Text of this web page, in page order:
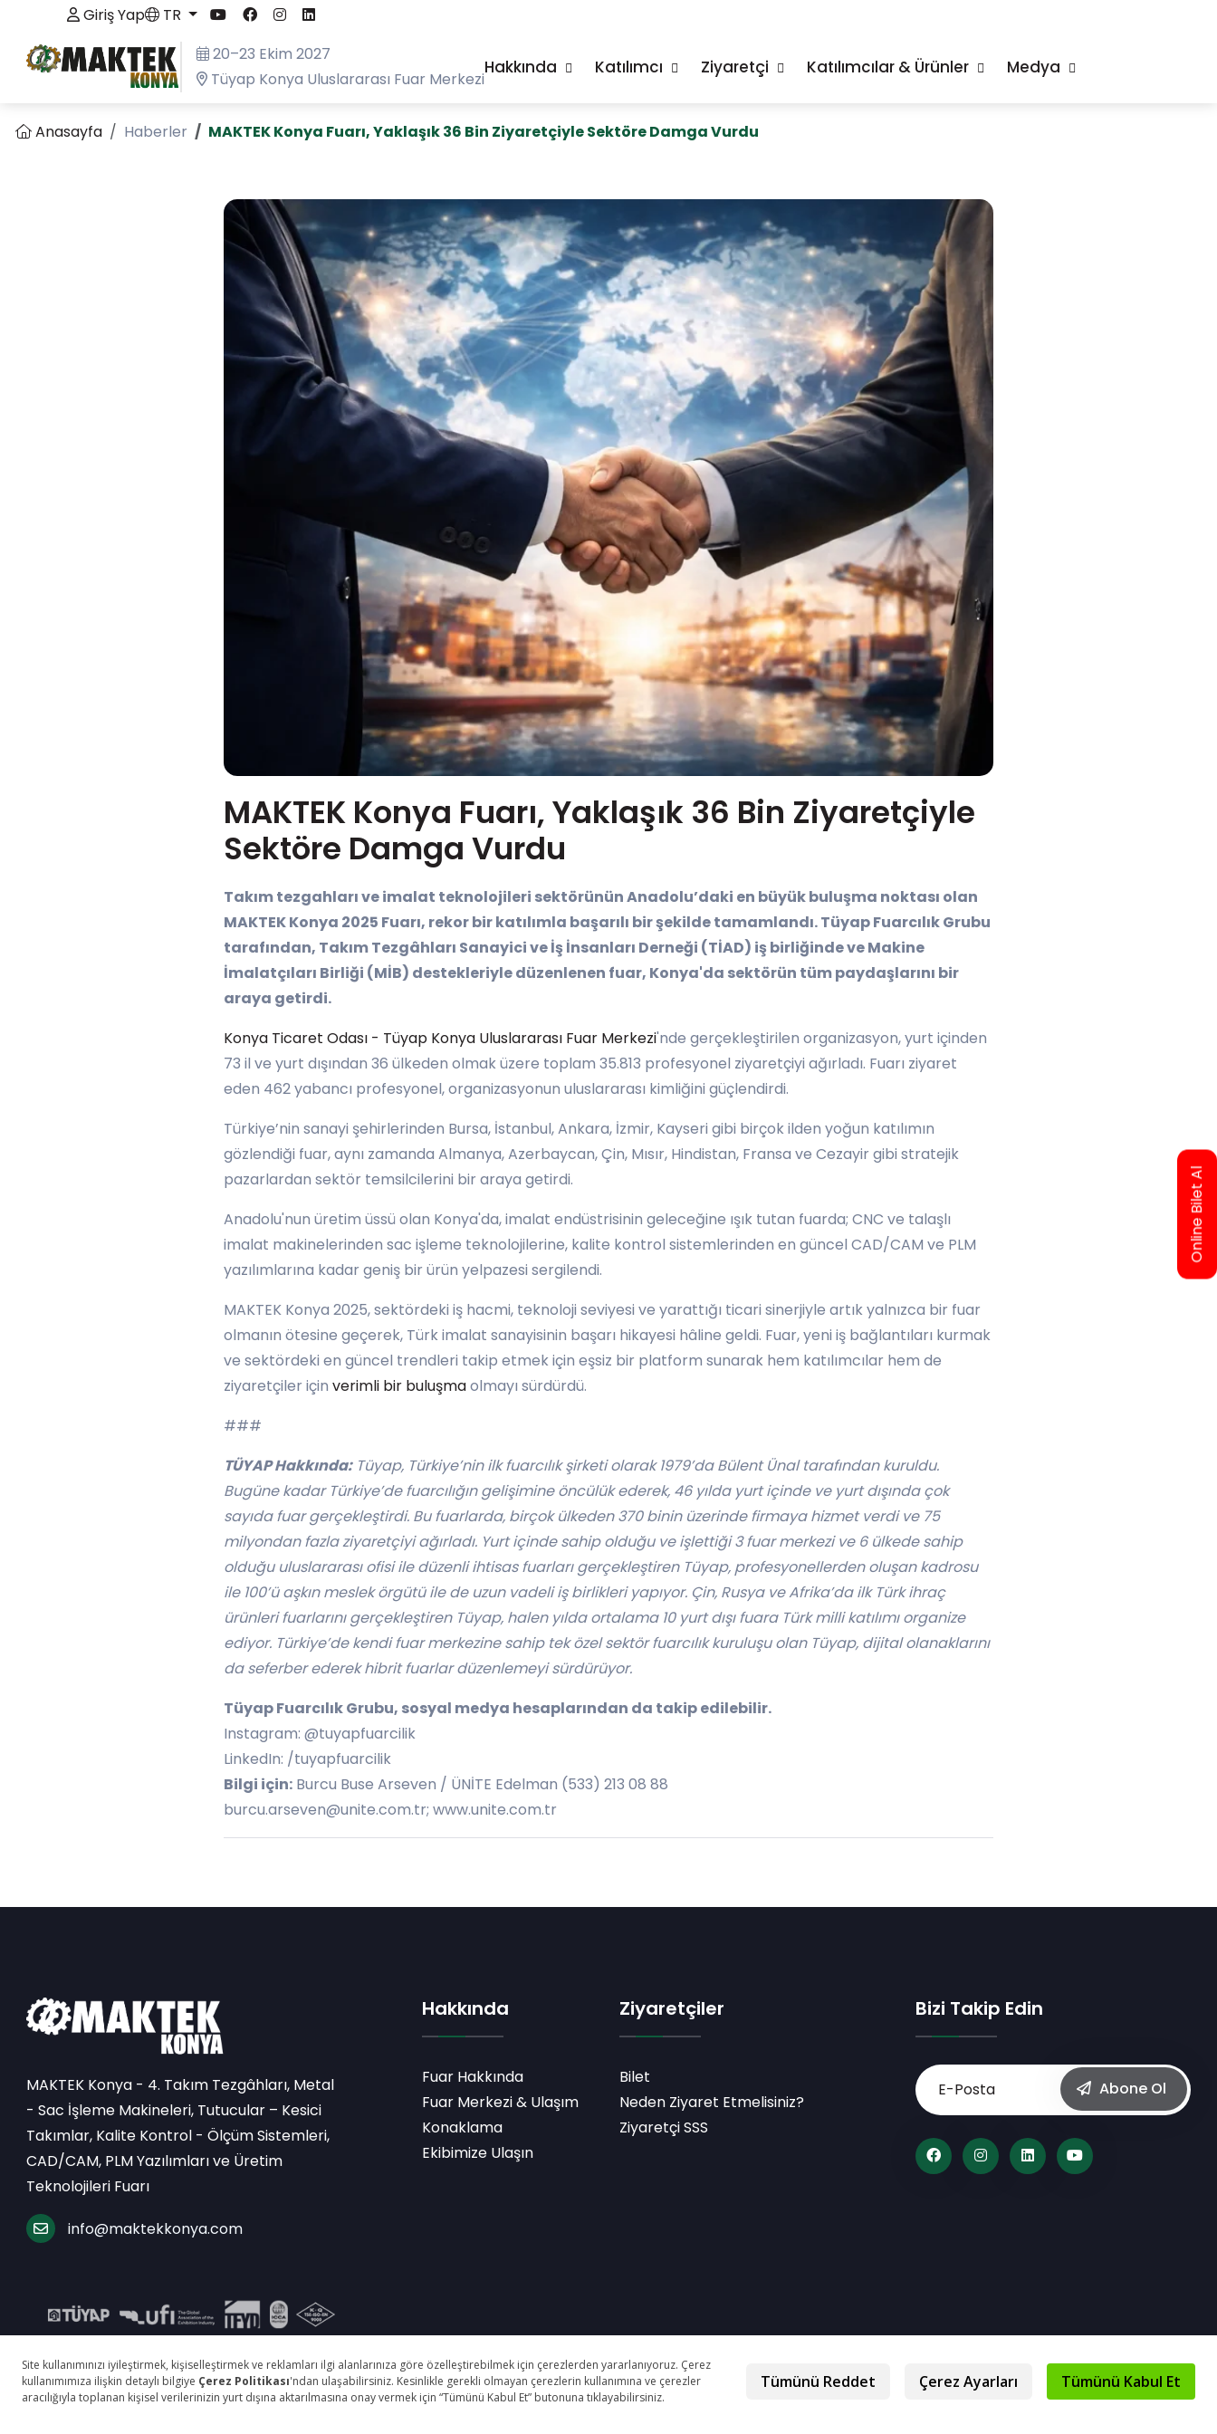
Giriş Yap
TR
20–23 Ekim 2027
Tüyap Konya Uluslararası Fuar Merkezi
Hakkında Katılımcı Ziyaretçi Katılımcılar & Ürünler Medya
Anasayfa Haberler MAKTEK Konya Fuarı, Yaklaşık 36 Bin Ziyaretçiyle Sektöre Damga Vurdu
MAKTEK Konya Fuarı, Yaklaşık 36 Bin Ziyaretçiyle
Sektöre Damga Vurdu
Takım tezgahları ve imalat teknolojileri sektörünün Anadolu’daki en büyük buluşma noktası olan
MAKTEK Konya 2025 Fuarı, rekor bir katılımla başarılı bir şekilde tamamlandı. Tüyap Fuarcılık Grubu
tarafından, Takım Tezgâhları Sanayici ve İş İnsanları Derneği (TİAD) iş birliğinde ve Makine
İmalatçıları Birliği (MİB) destekleriyle düzenlenen fuar, Konya'da sektörün tüm paydaşlarını bir
araya getirdi.
Konya Ticaret Odası - Tüyap Konya Uluslararası Fuar Merkezi'nde gerçekleştirilen organizasyon, yurt içinden
73 il ve yurt dışından 36 ülkeden olmak üzere toplam 35.813 profesyonel ziyaretçiyi ağırladı. Fuarı ziyaret
eden 462 yabancı profesyonel, organizasyonun uluslararası kimliğini güçlendirdi.
Türkiye’nin sanayi şehirlerinden Bursa, İstanbul, Ankara, İzmir, Kayseri gibi birçok ilden yoğun katılımın
gözlendiği fuar, aynı zamanda Almanya, Azerbaycan, Çin, Mısır, Hindistan, Fransa ve Cezayir gibi stratejik
pazarlardan sektör temsilcilerini bir araya getirdi.
Anadolu'nun üretim üssü olan Konya'da, imalat endüstrisinin geleceğine ışık tutan fuarda; CNC ve talaşlı
imalat makinelerinden sac işleme teknolojilerine, kalite kontrol sistemlerinden en güncel CAD/CAM ve PLM
yazılımlarına kadar geniş bir ürün yelpazesi sergilendi.
MAKTEK Konya 2025, sektördeki iş hacmi, teknoloji seviyesi ve yarattığı ticari sinerjiyle artık yalnızca bir fuar
olmanın ötesine geçerek, Türk imalat sanayisinin başarı hikayesi hâline geldi. Fuar, yeni iş bağlantıları kurmak
ve sektördeki en güncel trendleri takip etmek için eşsiz bir platform sunarak hem katılımcılar hem de
ziyaretçiler içinverimli bir buluşmaolmayı sürdürdü.
###
TÜYAP Hakkında:Tüyap, Türkiye’nin ilk fuarcılık şirketi olarak 1979’da Bülent Ünal tarafından kuruldu.
Bugüne kadar Türkiye’de fuarcılığın gelişimine öncülük ederek, 46 yılda yurt içinde ve yurt dışında çok
sayıda fuar gerçekleştirdi. Bu fuarlarda, birçok ülkeden 370 binin üzerinde firmaya hizmet verdi ve 75
milyondan fazla ziyaretçiyi ağırladı. Yurt içinde sahip olduğu ve işlettiği 3 fuar merkezi ve 6 ülkede sahip
olduğu uluslararası ofisi ile düzenli ihtisas fuarları gerçekleştiren Tüyap, profesyonellerden oluşan kadrosu
ile 100’ü aşkın meslek örgütü ile de uzun vadeli iş birlikleri yapıyor. Çin, Rusya ve Afrika’da ilk Türk ihraç
ürünleri fuarlarını gerçekleştiren Tüyap, halen yılda ortalama 10 yurt dışı fuara Türk milli katılımı organize
ediyor. Türkiye’de kendi fuar merkezine sahip tek özel sektör fuarcılık kuruluşu olan Tüyap, dijital olanaklarını
da seferber ederek hibrit fuarlar düzenlemeyi sürdürüyor.
Tüyap Fuarcılık Grubu, sosyal medya hesaplarından da takip edilebilir.
Instagram: @tuyapfuarcilik
LinkedIn: /tuyapfuarcilik
Bilgi için: Burcu Buse Arseven / ÜNİTE Edelman (533) 213 08 88
burcu.arseven@unite.com.tr; www.unite.com.tr
MAKTEK Konya - 4. Takım Tezgâhları, Metal
- Sac İşleme Makineleri, Tutucular – Kesici
Takımlar, Kalite Kontrol - Ölçüm Sistemleri,
CAD/CAM, PLM Yazılımları ve Üretim
Teknolojileri Fuarı
info@maktekkonya.com
Hakkında
Fuar Hakkında
Fuar Merkezi & Ulaşım
Konaklama
Ekibimize Ulaşın
Ziyaretçiler
Bilet
Neden Ziyaret Etmelisiniz?
Ziyaretçi SSS
Bizi Takip Edin
Abone Ol
Online Bilet Al